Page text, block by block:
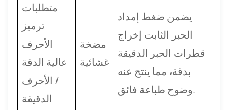
متطلبات
ترميز
الأحرف
عالية الدقة
/ الأحرف
الدقيقة
مضخة
غشائية
يضمن ضغط إمداد
الحبر الثابت إخراج
قطرات الحبر الدقيقة
بدقة، مما ينتج عنه
وضوح طباعة فائق.